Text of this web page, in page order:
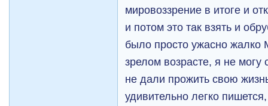
мировоззрение в итоге и
и потом это так взять и
было просто ужасно жалко
зрелом возрасте, я не
не дали прожить свою
удивительно легко